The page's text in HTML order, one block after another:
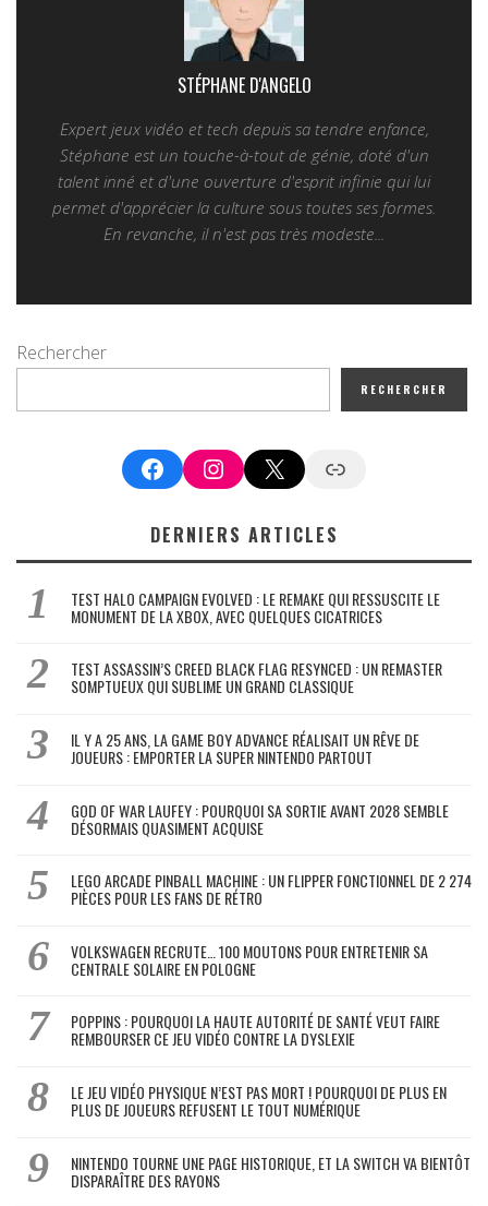
STÉPHANE D'ANGELO
Expert jeux vidéo et tech depuis sa tendre enfance,
Stéphane est un touche-à-tout de génie, doté d'un
talent inné et d'une ouverture d'esprit infinie qui lui
permet d'apprécier la culture sous toutes ses formes.
En revanche, il n'est pas très modeste...
Rechercher
RECHERCHER
FacebookInstagram
X Google News
DERNIERS ARTICLES
TEST HALO CAMPAIGN EVOLVED : LE REMAKE QUI RESSUSCITE LE
MONUMENT DE LA XBOX, AVEC QUELQUES CICATRICES
TEST ASSASSIN’S CREED BLACK FLAG RESYNCED : UN REMASTER
SOMPTUEUX QUI SUBLIME UN GRAND CLASSIQUE
IL Y A 25 ANS, LA GAME BOY ADVANCE RÉALISAIT UN RÊVE DE
JOUEURS : EMPORTER LA SUPER NINTENDO PARTOUT
GOD OF WAR LAUFEY : POURQUOI SA SORTIE AVANT 2028 SEMBLE
DÉSORMAIS QUASIMENT ACQUISE
LEGO ARCADE PINBALL MACHINE : UN FLIPPER FONCTIONNEL DE 2 274
PIÈCES POUR LES FANS DE RÉTRO
VOLKSWAGEN RECRUTE… 100 MOUTONS POUR ENTRETENIR SA
CENTRALE SOLAIRE EN POLOGNE
POPPINS : POURQUOI LA HAUTE AUTORITÉ DE SANTÉ VEUT FAIRE
REMBOURSER CE JEU VIDÉO CONTRE LA DYSLEXIE
LE JEU VIDÉO PHYSIQUE N’EST PAS MORT ! POURQUOI DE PLUS EN
PLUS DE JOUEURS REFUSENT LE TOUT NUMÉRIQUE
NINTENDO TOURNE UNE PAGE HISTORIQUE, ET LA SWITCH VA BIENTÔT
DISPARAÎTRE DES RAYONS